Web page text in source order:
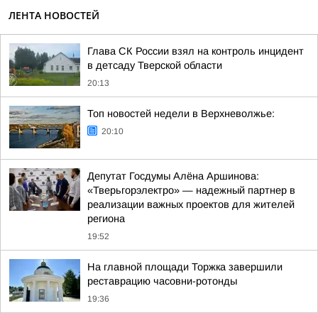
ЛЕНТА НОВОСТЕЙ
Глава СК России взял на контроль инцидент
в детсаду Тверской области
20:13
Топ новостей недели в Верхневолжье:
20:10
Депутат Госдумы Алёна Аршинова:
«Тверьгорэлектро» — надежный партнер в
реализации важных проектов для жителей
региона
19:52
На главной площади Торжка завершили
реставрацию часовни-ротонды
19:36